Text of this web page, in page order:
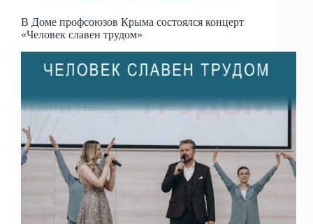
В Доме профсоюзов Крыма состоялся концерт
«Человек славен трудом»